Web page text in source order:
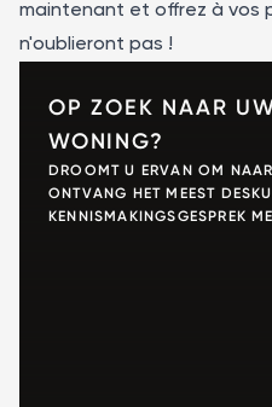
maintenant et offrez à vos
n'oublieront pas !
OP ZOEK NAAR
WONING?
DROOMT U ERVAN OM
ONTVANG HET MEEST
KENNISMAKINGSGESPREK